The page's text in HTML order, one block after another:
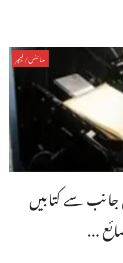
سائنس/فیچر
جانب سے کتابیں
...